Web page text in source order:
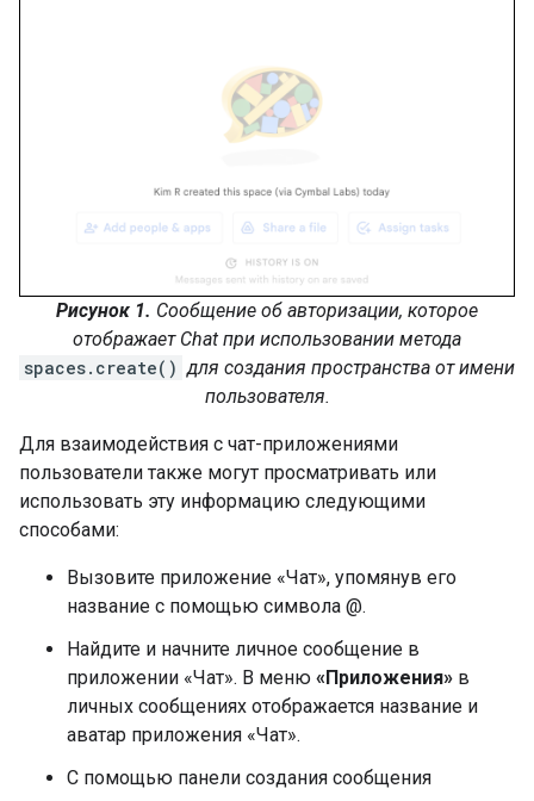
Рисунок 1. Сообщение об авторизации, которое
отображает Chat при использовании метода
spaces.create() для создания пространства от имени
пользователя.
Для взаимодействия с чат-приложениями
пользователи также могут просматривать или
использовать эту информацию следующими
способами:
Вызовите приложение «Чат», упомянув его
название с помощью символа @.
Найдите и начните личное сообщение в
приложении «Чат». В меню «Приложения» в
личных сообщениях отображается название и
аватар приложения «Чат».
С помощью панели создания сообщения